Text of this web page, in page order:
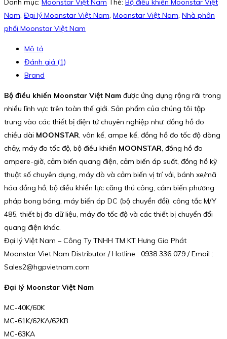
Danh mục: Moonstar Việt Nam Thẻ: Bộ điều khiển Moonstar Việt
Nam, Đại lý Moonstar Việt Nam, Moonstar Việt Nam, Nhà phân
phối Moonstar Việt Nam
Mô tả
Đánh giá (1)
Brand
Bộ điều khiển Moonstar Việt Nam được ứng dụng rộng rãi trong
nhiều lĩnh vực trên toàn thế giới. Sản phẩm của chúng tôi tập
trung vào các thiết bị điện tử chuyên nghiệp như: đồng hồ đo
chiều dài MOONSTAR, vôn kế, ampe kế, đồng hồ đo tốc độ dòng
chảy, máy đo tốc độ, bộ điều khiển MOONSTAR, đồng hồ đo
ampere-giờ, cảm biến quang điện, cảm biến áp suất, đồng hồ kỹ
thuật số chuyên dụng, máy dò và cảm biến vị trí vải, bánh xe/mã
hóa đồng hồ, bộ điều khiển lực căng thủ công, cảm biến phương
pháp bong bóng, máy biến áp DC (bộ chuyển đổi), công tắc M/Y
485, thiết bị đo dữ liệu, máy đo tốc độ và các thiết bị chuyển đổi
quang điện khác.
Đại lý Việt Nam – Công Ty TNHH TM KT Hưng Gia Phát
Moonstar Viet Nam Distributor / Hotline : 0938 336 079 / Email :
Sales2@hgpvietnam.com
Đại lý Moonstar Việt Nam
MC-40K/60K
MC-61K/62KA/62KB
MC-63KA